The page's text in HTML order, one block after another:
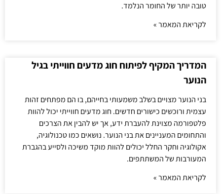
טובה יותר של החומר הנלמד.
לקריאת המאמר »
המדריך המקיף לפיתוח חוג מדעים חווייתי בגיל
הנוער
בני הנוער מצויים בשלב משמעותי בחייהם, בו הם מפתחים זהות
עצמית ורוכשים כישורים חדשים. חוג מדעים חווייתי יכול להוות
פלטפורמה מצוינת להעברת ידע, אך יש להבין את הצרכים
והתחומים המעניינים את בני הנוער. נושאים כמו טכנולוגיה,
אקולוגיה וחקר החלל יכולים להוות מוקד משיכה ולסייע בהגברת
המעורבות של המשתתפים.
לקריאת המאמר »